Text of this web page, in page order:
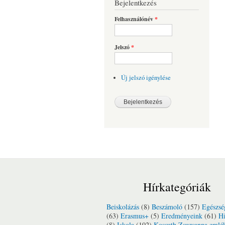
Bejelentkezés
Felhasználónév*
Jelszó*
Új jelszó igénylése
Hírkategóriák
Beiskolázás (8) Beszámoló (157)
(63) Erasmus+ (5) Eredményeink (61)